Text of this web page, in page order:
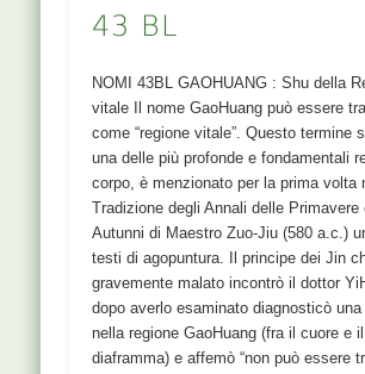
43 BL
NOMI 43BL GAOHUANG : Shu della
vitale Il nome GaoHuang può essere
come “regione vitale”. Questo termine
una delle più profonde e fondamentali
corpo, è menzionato per la prima volta
Tradizione degli Annali delle Primavere
Autunni di Maestro Zuo-Jiu (580 a.c.)
testi di agopuntura. Il principe dei Jin
gravemente malato incontrò il dottor
dopo averlo esaminato diagnosticò
nella regione GaoHuang (fra il cuore e il
diaframma) e affemò “non può essere